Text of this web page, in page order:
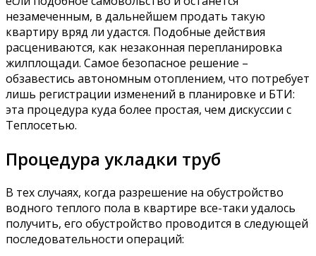
незамеченным, в дальнейшем продать такую
квартиру вряд ли удастся. Подобные действия
расцениваются, как незаконная перепланировка
жилплощади. Самое безопасное решение –
обзавестись автономным отоплением, что потребует
лишь регистрации изменений в планировке и БТИ:
эта процедура куда более простая, чем дискуссии с
Теплосетью.
Процедура укладки труб
В тех случаях, когда разрешение на обустройство
водного теплого пола в квартире все-таки удалось
получить, его обустройство проводится в следующей
последовательности операций: